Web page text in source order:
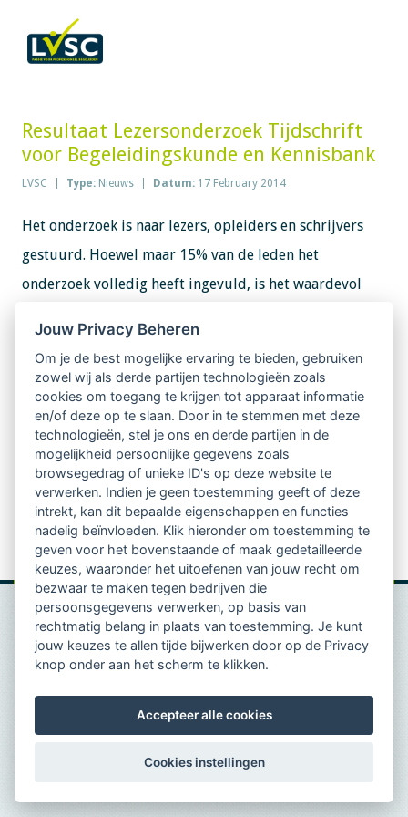
Resultaat Lezersonderzoek Tijdschrift
voor Begeleidingskunde en Kennisbank
LVSC Type: Nieuws Datum: 17 February 2014
Het onderzoek is naar lezers, opleiders en schrijvers
gestuurd. Hoewel maar 15% van de leden het
onderzoek volledig heeft ingevuld, is het waardevol
conclusie trekken dat het grootste deel van de
respondenten het blad waardeert en tevreden is en
daarnaast zijn er een paar punten waar lezers
kritischer over zijn. Deze punten kan de redactie
meenemen in de verdere ontwikkeling. Kortom de
resultaten zijn verzameld en verwerkt en er is een
samenvatting gemaakt van het onderzoek. Ook
benieuwd naar de resultaten? Bekijk de samenvatting
Jouw Privacy Beheren
Om je de best mogelijke ervaring te bieden, gebruiken
zowel wij als derde partijen technologieën zoals
cookies om toegang te krijgen tot apparaat informatie
en/of deze op te slaan. Door in te stemmen met deze
technologieën, stel je ons en derde partijen in de
mogelijkheid persoonlijke gegevens zoals
browsegedrag of unieke ID's op deze website te
verwerken. Indien je geen toestemming geeft of deze
intrekt, kan dit bepaalde eigenschappen en functies
nadelig beïnvloeden. Klik hieronder om toestemming te
geven voor het bovenstaande of maak gedetailleerde
keuzes, waaronder het uitoefenen van jouw recht om
bezwaar te maken tegen bedrijven die
persoonsgegevens verwerken, op basis van
rechtmatig belang in plaats van toestemming. Je kunt
jouw keuzes te allen tijde bijwerken door op de Privacy
knop onder aan het scherm te klikken.
Accepteer alle cookies
Cookies instellingen